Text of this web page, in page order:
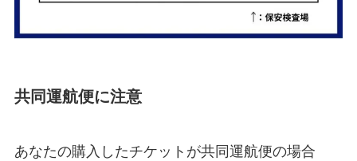
共同運航便に注意
あなたの購入したチケットが共同運航便の場合